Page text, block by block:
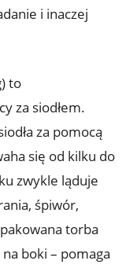
i inaczej
to
za siodłem.
za pomocą
się od kilku do
zwykle ląduje
śpiwór,
torba
boki – pomaga